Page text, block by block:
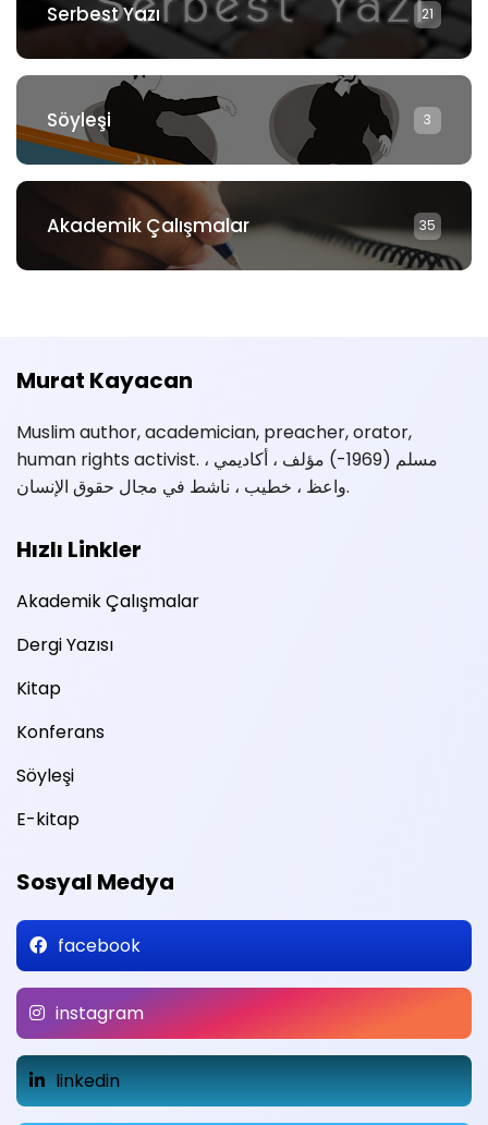
Serbest Yazı 21
Söyleşi 3
Akademik Çalışmalar 35
Murat Kayacan
Muslim author, academician, preacher, orator,
human rights activist. مسلم (1969-) مؤلف ، أكاديمي ،
واعظ ، خطيب ، ناشط في مجال حقوق الإنسان.
Hızlı Linkler
Akademik Çalışmalar
Dergi Yazısı
Kitap
Konferans
Söyleşi
E-kitap
Sosyal Medya
facebook
instagram
linkedin